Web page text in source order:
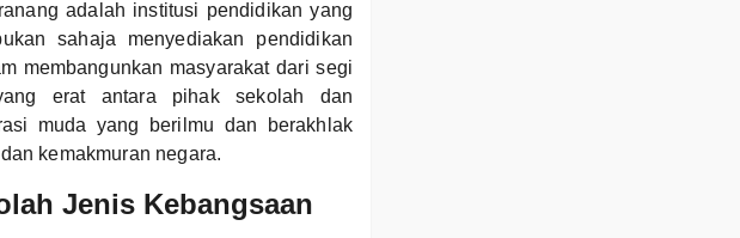
adalah institusi pendidikan yang
sahaja menyediakan pendidikan
membangunkan masyarakat dari segi
erat antara pihak sekolah dan
muda yang berilmu dan berakhlak
kemakmuran negara.
Jenis Kebangsaan